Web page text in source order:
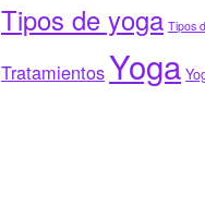
Tipos de yoga Tipos
TratamientosYoga